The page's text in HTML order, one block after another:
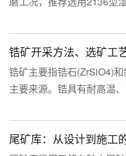
锆矿开采方法、选矿工
锆矿主要指锆石(ZrSiO4)
主要来源。锆具有耐高温
应用涉及核工业、陶瓷、
个领域，尤其在高性能陶
尾矿库：从设计到施工